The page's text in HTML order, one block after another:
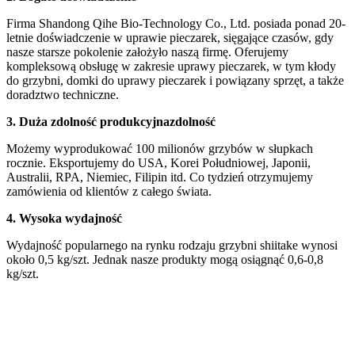
Firma Shandong Qihe Bio-Technology Co., Ltd. posiada ponad 20-
letnie doświadczenie w uprawie pieczarek, sięgające czasów, gdy
nasze starsze pokolenie założyło naszą firmę. Oferujemy
kompleksową obsługę w zakresie uprawy pieczarek, w tym kłody
do grzybni, domki do uprawy pieczarek i powiązany sprzęt, a także
doradztwo techniczne.
3. Duża zdolność produkcyjnazdolność
Możemy wyprodukować 100 milionów grzybów w słupkach
rocznie. Eksportujemy do USA, Korei Południowej, Japonii,
Australii, RPA, Niemiec, Filipin itd. Co tydzień otrzymujemy
zamówienia od klientów z całego świata.
4. Wysoka wydajność
Wydajność popularnego na rynku rodzaju grzybni shiitake wynosi
około 0,5 kg/szt. Jednak nasze produkty mogą osiągnąć 0,6-0,8
kg/szt.